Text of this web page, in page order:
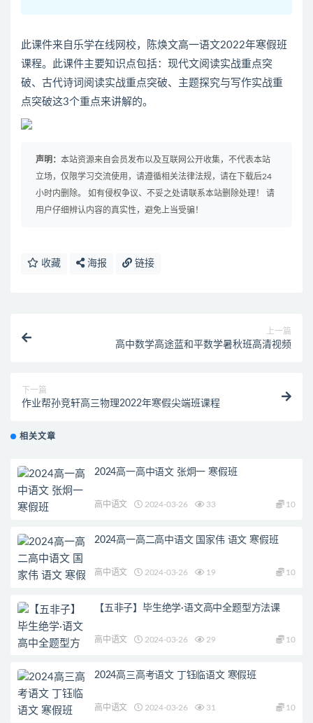
此课件来自乐学在线网校，陈焕文高一语文2022年寒假班
课程。此课件主要知识点包括：现代文阅读实战重点突
破、古代诗词阅读实战重点突破、主题探究与写作实战重
点突破这3个重点来讲解的。
声明： 本站资源来自会员发布以及互联网公开收集，不代表本站
立场，仅限学习交流使用，请遵循相关法律法规，请在下载后24
小时内删除。 如有侵权争议、不妥之处请联系本站删除处理！ 请
用户仔细辨认内容的真实性，避免上当受骗！
收藏 海报 链接
上一篇
高中数学高途蓝和平数学暑秋班高清视频
下一篇
作业帮孙竞轩高三物理2022年寒假尖端班课程
相关文章
2024高一高中语文 张炯一 寒假班
高中语文 2024-03-26 33 10
2024高一高二高中语文 国家伟 语文 寒假班
高中语文 2024-03-26 19 10
【五非子】毕生绝学·语文高中全题型方法课
高中语文 2024-03-26 29 10
2024高三高考语文 丁钰临语文 寒假班
高中语文 2024-03-26 31 10